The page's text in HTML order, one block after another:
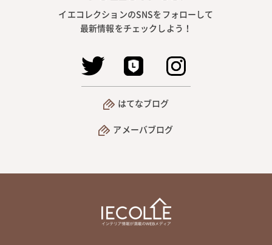
イエコレクションのSNSをフォローして
最新情報をチェックしよう！
はてなブログ
アメーバブログ